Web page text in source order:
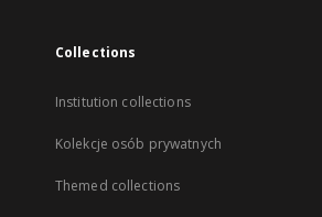
Collections
Institution collections
Kolekcje osób prywatnych
Themed collections